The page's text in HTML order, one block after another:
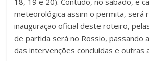
meteorológica assim o permita, será
inauguração o­ficial deste roteiro,
de partida será no Rossio, passando
das intervenções concluídas e outras